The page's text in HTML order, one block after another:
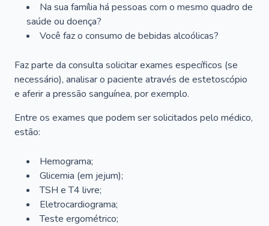
Na sua família há pessoas com o mesmo quadro de
saúde ou doença?
Você faz o consumo de bebidas alcoólicas?
Faz parte da consulta solicitar exames específicos (se
necessário), analisar o paciente através de estetoscópio
e aferir a pressão sanguínea, por exemplo.
Entre os exames que podem ser solicitados pelo médico,
estão:
Hemograma;
Glicemia (em jejum);
TSH e T4 livre;
Eletrocardiograma;
Teste ergométrico;